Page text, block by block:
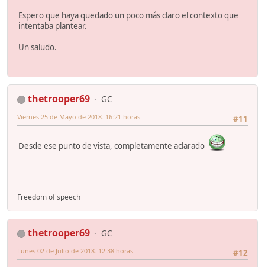
Espero que haya quedado un poco más claro el contexto que
intentaba plantear.
Un saludo.
thetrooper69
GC
#11
Viernes 25 de Mayo de 2018. 16:21 horas.
Desde ese punto de vista, completamente aclarado
Freedom of speech
thetrooper69
GC
#12
Lunes 02 de Julio de 2018. 12:38 horas.